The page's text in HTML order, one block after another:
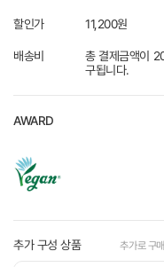
할인가 11,200원
배송비
총 결제금액이
구됩니다.
AWARD
추가 구성 상품 추가로 구